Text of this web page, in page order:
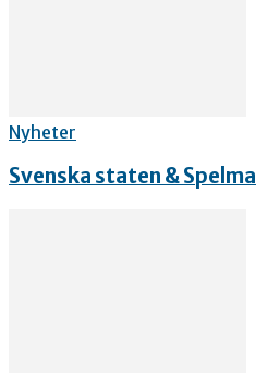
Nyheter
Svenska staten &